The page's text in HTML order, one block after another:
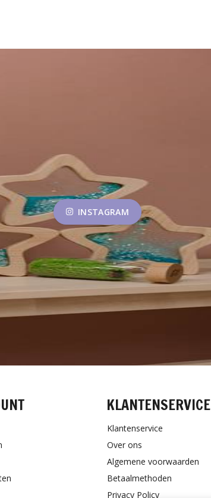
INSTAGRAM
KLANTENSERVICE
Klantenservice
Over ons
Algemene voorwaarden
Betaalmethoden
Privacy Policy